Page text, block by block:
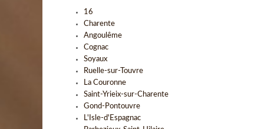
16
Charente
Angoulême
Cognac
Soyaux
Ruelle-sur-Touvre
La Couronne
Saint-Yrieix-sur-Charente
Gond-Pontouvre
L'Isle-d'Espagnac